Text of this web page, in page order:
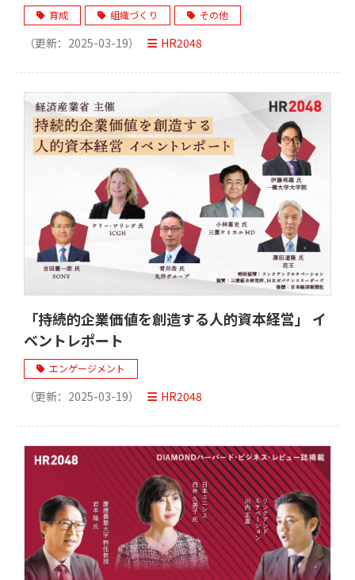
ップ開発の秘訣-
育成 組織づくり その他
（更新： 2025-03-19） HR2048
「持続的企業価値を創造する人的資本経営」 イ
ベントレポート
エンゲージメント
（更新： 2025-03-19） HR2048